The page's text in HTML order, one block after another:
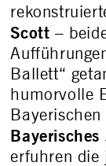
Scott –
Ballett“
humorvolle
erfuhren die